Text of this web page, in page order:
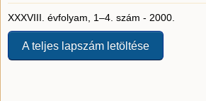
XXXVIII. évfolyam, 1–4. szám - 2000.
A teljes lapszám letöltése